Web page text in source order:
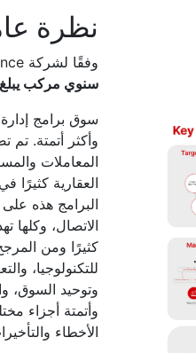
نظرة
وفقًا لشركة Reed Intelligence، من المتوقع أن ينمو حجم سوق برامج إدارة المعاملات العقارية العالمية بمعدل
سنوي مركب يبلغ 12.8%
سوق برامج
وأكثر أتمتة.
المعاملات
العقارية كثيرًا
البرامج هذه
الاتصال، وكلها
كثيرًا ومن
للتكنولوجيا،
وتوحيد السوق،
وأتمتة أجزاء
الأخطاء